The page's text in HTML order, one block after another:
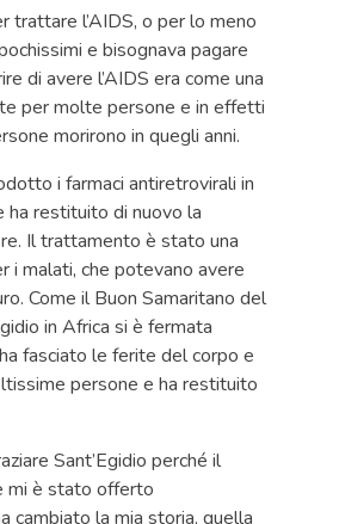
trattare l’AIDS, o per lo meno
e bisognava pagare
di avere l’AIDS era come una
per molte persone e in effetti
morirono in quegli anni.
i farmaci antiretrovirali in
restituito di nuovo la
Il trattamento è stato una
i malati, che potevano avere
Come il Buon Samaritano del
in Africa si è fermata
fasciato le ferite del corpo e
persone e ha restituito
Sant’Egidio perché il
mi è stato offerto
cambiato la mia storia, quella